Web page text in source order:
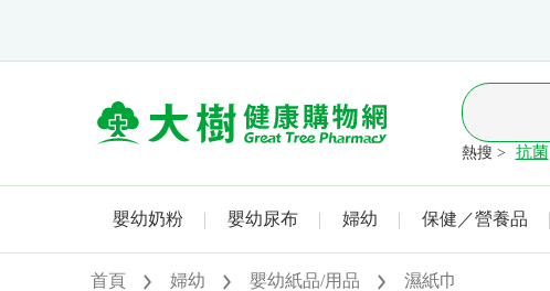
熱搜 > 抗菌
嬰幼奶粉 嬰幼尿布 婦幼 保健／營養品
首頁 婦幼 嬰幼紙品/用品 濕紙巾